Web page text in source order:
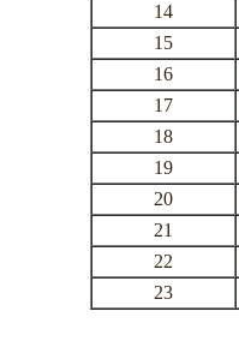
14
15
16
17
18
19
20
21
22
23